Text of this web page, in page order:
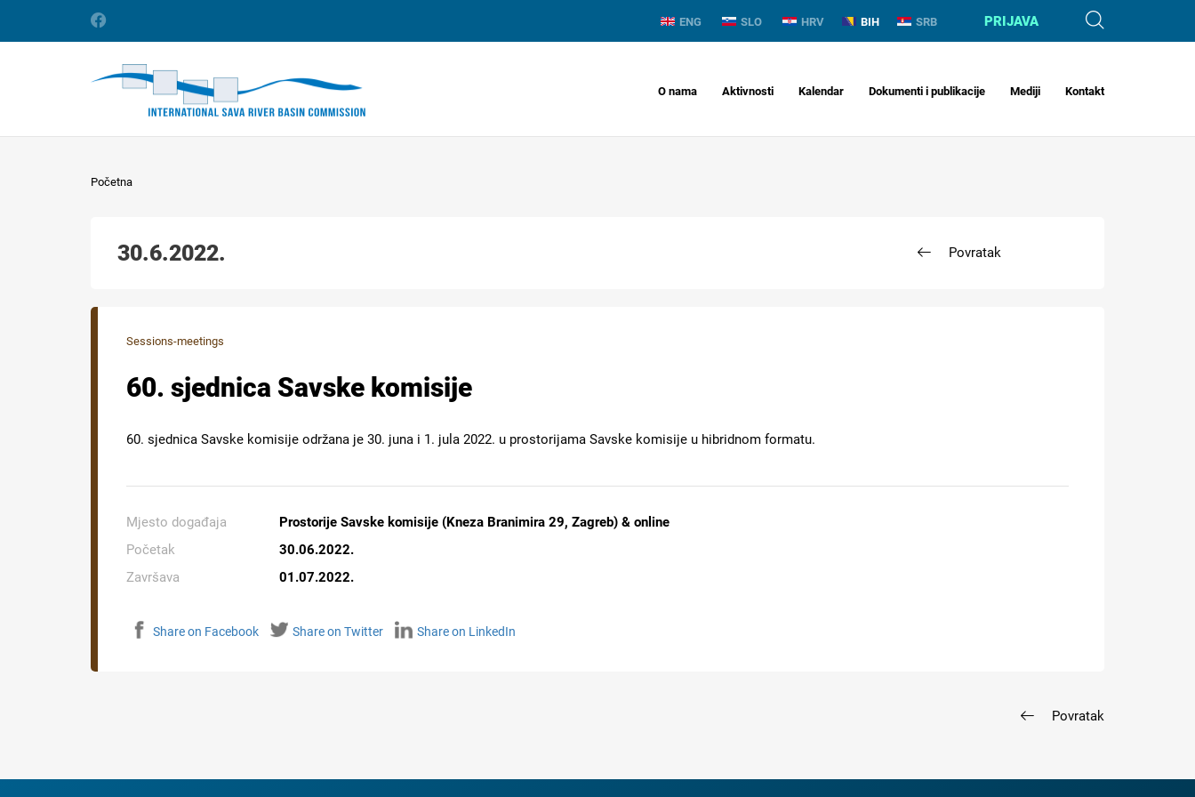
ENG SLO HRV BIH SRB PRIJAVA
O nama Aktivnosti Kalendar Dokumenti i publikacije Mediji Kontakt
Početna
30.6.2022. Povratak
Sessions-meetings
60. sjednica Savske komisije
60. sjednica Savske komisije održana je 30. juna i 1. jula 2022. u prostorijama Savske komisije u hibridnom formatu.
Mjesto događaja
Prostorije Savske komisije (Kneza Branimira 29, Zagreb) & online
Početak
30.06.2022.
Završava
01.07.2022.
Share on Facebook Share on Twitter Share on LinkedIn
Povratak